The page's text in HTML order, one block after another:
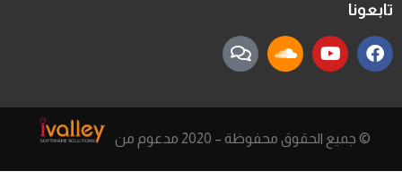
تابعونا
© جميع الحقوق محفوظة – 2020 مدعوم من